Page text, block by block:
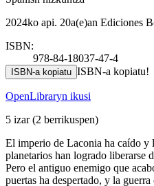
2024ko api. 20a(e)an Ediciones
ISBN:
978-84-18037-47-4
ISBN-a kopiatu ISBN-a kopiatu!
OpenLibraryn ikusi
5 izar(2 berrikuspen)
El imperio de Laconia ha caído y
planetarios han logrado liberarse
Pero el antiguo enemigo que
puertas ha despertado, y la